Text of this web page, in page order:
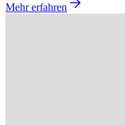
Mehr erfahren